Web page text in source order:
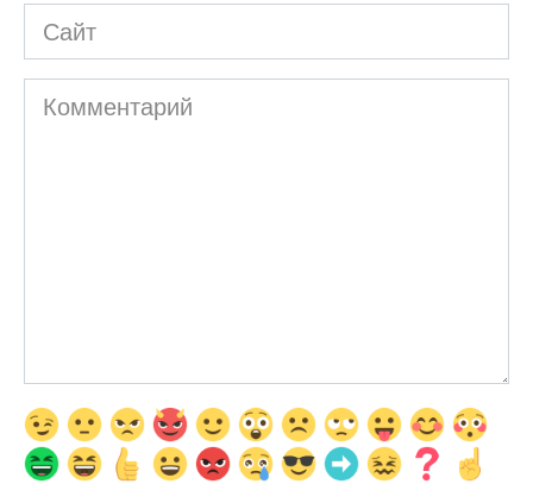
Сайт
Комментарий